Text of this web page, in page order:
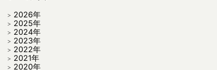
2026年
2025年
2024年
2023年
2022年
2021年
2020年